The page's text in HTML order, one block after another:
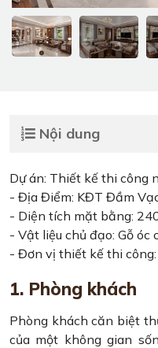
Nội dung
Dự án: Thiết kế thi công
- Địa Điểm: KĐT Đầm
- Diện tích mặt bằng:
- Vật liệu chủ đạo: Gỗ óc
- Đơn vị thiết kế thi
1. Phòng khách
Phòng khách căn biệt
của một không gian